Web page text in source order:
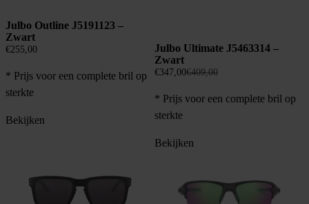
Julbo Outline J5191123 –
Zwart
€255,00
* Prijs voor een complete bril op
sterkte
Bekijken
Julbo Ultimate J5463314 –
Zwart
€409,00
Oorspronkelijke
was:
€409,00.
€347,00
Huidige
is:
€347,00.
* Prijs voor een complete bril op
sterkte
Bekijken